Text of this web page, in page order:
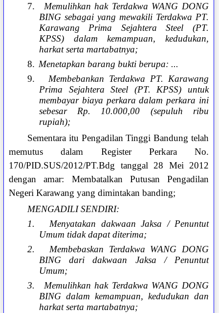
7.
Memulihkan hak Terdakwa WANG DONG
BING sebagai yang mewakili Terdakwa PT.
Karawang Prima Sejahtera Steel (PT.
KPSS) dalam kemampuan, kedudukan,
harkat serta martabatnya;
8. Menetapkan barang bukti berupa: ...
9.
Membebankan Terdakwa PT. Karawang
Prima Sejahtera Steel (PT. KPSS) untuk
membayar biaya perkara dalam perkara ini
sebesar Rp. 10.000,00 (sepuluh ribu
rupiah);
Sementara itu Pengadilan Tinggi Bandung telah
memutus dalam Register Perkara No.
170/PID.SUS/2012/PT.Bdg tanggal 28 Mei 2012
dengan amar: Membatalkan Putusan Pengadilan
Negeri Karawang yang dimintakan banding;
MENGADILI SENDIRI:
1.
Menyatakan dakwaan Jaksa / Penuntut
Umum tidak dapat diterima;
2.
Membebaskan Terdakwa WANG DONG
BING dari dakwaan Jaksa / Penuntut
Umum;
3.
Memulihkan hak Terdakwa WANG DONG
BING dalam kemampuan, kedudukan dan
harkat serta martabatnya;